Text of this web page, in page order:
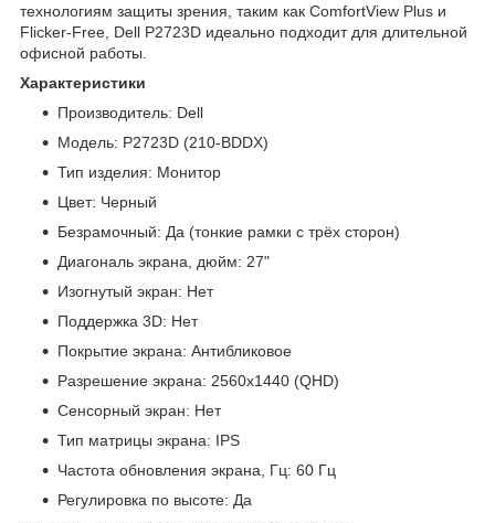
технологиям защиты зрения, таким как ComfortView Plus и
Flicker-Free, Dell P2723D идеально подходит для длительной
офисной работы.
Характеристики
Производитель: Dell
Модель: P2723D (210-BDDX)
Тип изделия: Монитор
Цвет: Черный
Безрамочный: Да (тонкие рамки с трёх сторон)
Диагональ экрана, дюйм: 27"
Изогнутый экран: Нет
Поддержка 3D: Нет
Покрытие экрана: Антибликовое
Разрешение экрана: 2560x1440 (QHD)
Сенсорный экран: Нет
Тип матрицы экрана: IPS
Частота обновления экрана, Гц: 60 Гц
Регулировка по высоте: Да